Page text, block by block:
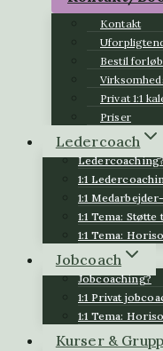
Kontakt
Bestil forløb
Privat 1:1
Priser
Ledercoach
1:1
1:1
1:1 Tema:
1:1 Tema:
Jobcoach
Jobcoaching?
1:1 Privat
1:1 Tema:
Kurser &